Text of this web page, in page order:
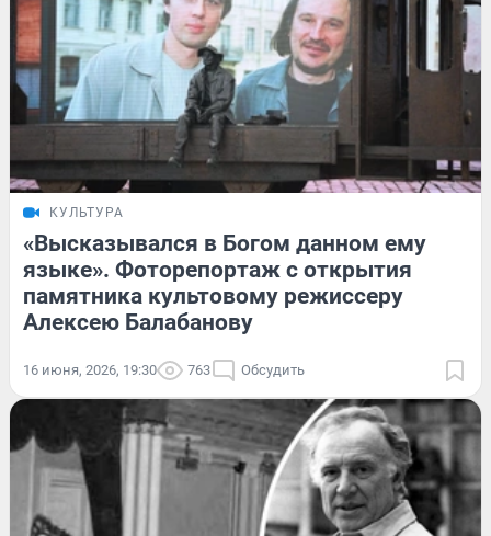
КУЛЬТУРА
«Высказывался в Богом данном ему
языке». Фоторепортаж с открытия
памятника культовому режиссеру
Алексею Балабанову
16 июня, 2026, 19:30 763 Обсудить